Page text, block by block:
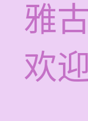
雅
欢